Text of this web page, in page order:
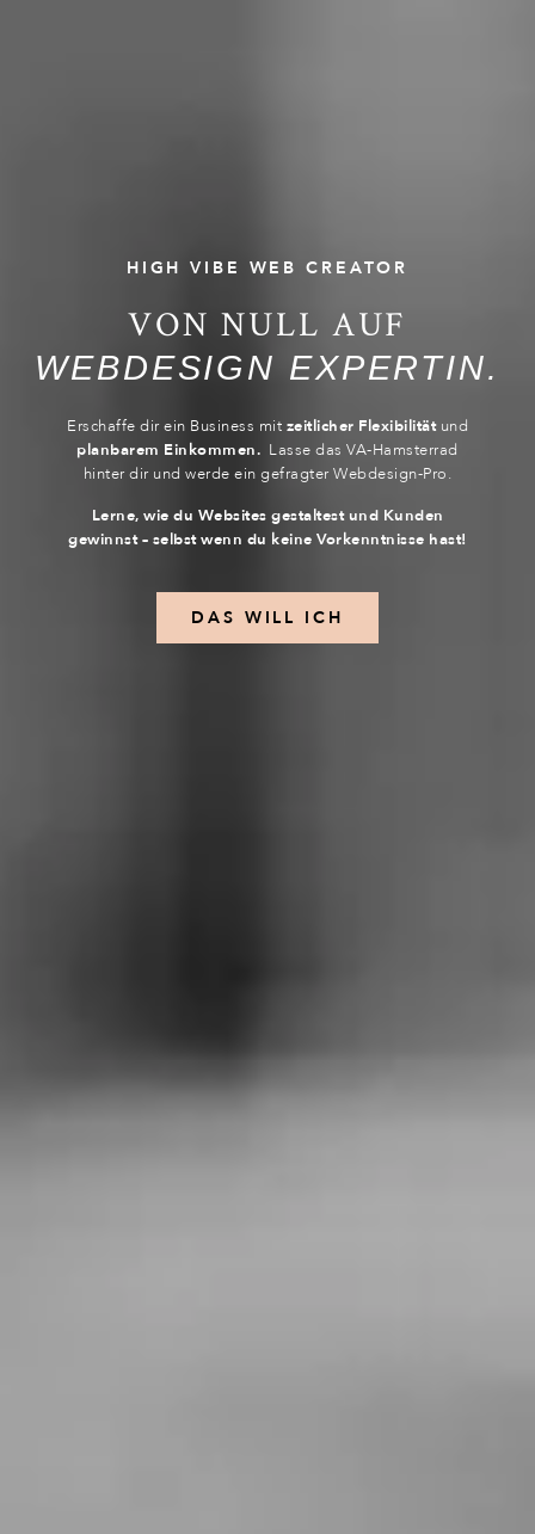
HIGH VIBE WEB CREATOR
VON NULL AUF
WEBDESIGN EXPERTIN.
Erschaffe dir ein Business mit zeitlicher Flexibilitätund
planbarem Einkommen. Lasse das VA-Hamsterrad
hinter dir und werde ein gefragter Webdesign-Pro.
Lerne, wie du Websites gestaltest und Kunden
gewinnst – selbst wenn du keine Vorkenntnisse hast!
DAS WILL ICH